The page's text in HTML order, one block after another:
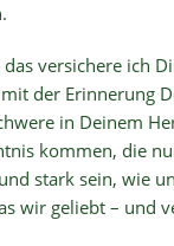
versichere ich
der Erinnerung
in Deinem
kommen, die
stark sein, wie
wir geliebt – und